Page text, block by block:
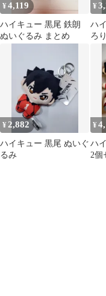
¥4,119
ハイキュー 黒尾 鉄朗
ぬいぐるみ まとめ
¥
ハ
ろ
¥2,882
ハイキュー 黒尾 ぬいぐ
るみ
¥
ハ
2個